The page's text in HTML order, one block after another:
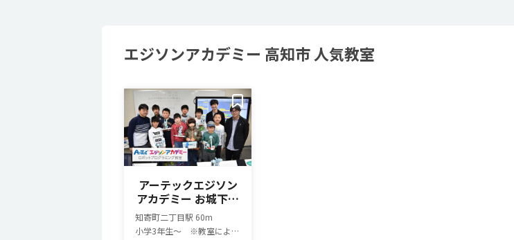
エジソンアカデミー 高知市 人気教室
アーテックエジソン
アカデミー お城下ベ
ース校
知寄町二丁目駅 60m
小学3年生～ ※教室によって対象学年が異なる場合がございますので、お近くのお教室にお問い合わせください。